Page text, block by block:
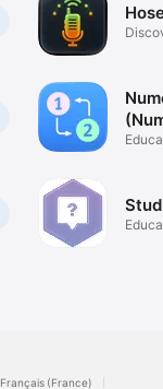
Français (France)